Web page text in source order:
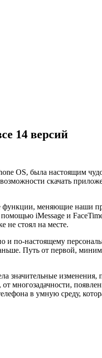
14 версий
OS, была настоящим
скачать
меняющие наши
iMessage и
не стоял на месте.
и по-настоящему
Путь от первой,
значительные
в умную среду,